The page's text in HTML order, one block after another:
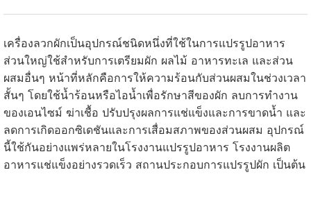
เครื่องลวกผักเป็นอุปกรณ์ชนิดหนึ่งที่ใช้ในการแปรรูปอาหาร
ส่วนใหญ่ใช้สำหรับการเตรียมผัก ผลไม้ อาหารทะเล และส่วน
ผสมอื่นๆ หน้าที่หลักคือการให้ความร้อนกับส่วนผสมในช่วงเวลา
สั้นๆ โดยใช้น้ำร้อนหรือไอน้ำเพื่อรักษาสีของผัก ลบการทำงาน
ของเอนไซม์ ฆ่าเชื้อ ปรับปรุงผลการแช่แข็งและการขาดน้ำ และ
ลดการเกิดออกซิเดชันและการเสื่อมสภาพของส่วนผสม อุปกรณ์
นี้ใช้กันอย่างแพร่หลายในโรงงานแปรรูปอาหาร โรงงานผลิต
อาหารแช่แข็งอย่างรวดเร็ว สถานประกอบการแปรรูปผัก เป็นต้น